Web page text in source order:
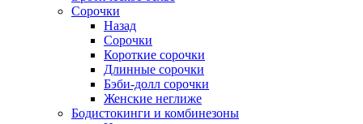
Сорочки
Назад
Сорочки
Короткие сорочки
Длинные сорочки
Бэби-долл сорочки
Женские неглиже
Бодистокинги и комбинезоны